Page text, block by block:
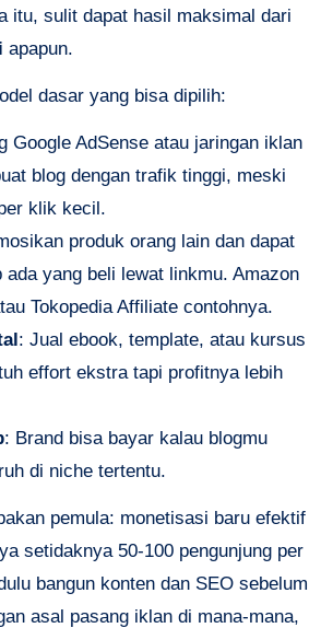
itu, sulit dapat hasil maksimal dari
apapun.
dasar yang bisa dipilih:
Google AdSense atau jaringan iklan
blog dengan trafik tinggi, meski
klik kecil.
produk orang lain dan dapat
ada yang beli lewat linkmu. Amazon
Tokopedia Affiliate contohnya.
: Jual ebook, template, atau kursus
effort ekstra tapi profitnya lebih
: Brand bisa bayar kalau blogmu
di niche tertentu.
pemula: monetisasi baru efektif
setidaknya 50-100 pengunjung per
bangun konten dan SEO sebelum
asal pasang iklan di mana-mana,